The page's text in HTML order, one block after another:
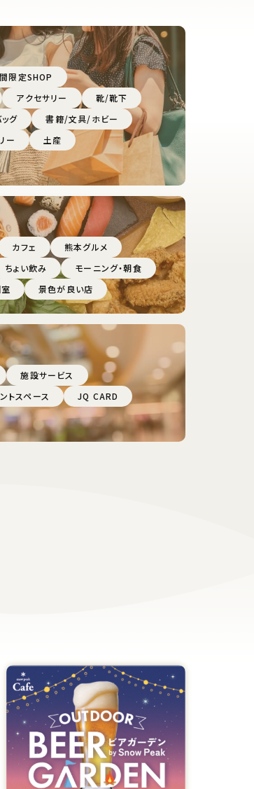
限定SHOP
アクセサリー
靴/靴下
ッグ
書籍/文具/ホビー
ー
土産
カフェ
熊本グルメ
ちょい飲み
モーニング・朝食
景色が良い店
施設サービス
トスペース
JQ CARD